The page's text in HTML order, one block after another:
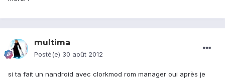
multima
Posté(e) 30 août 2012
si ta fait un nandroid avec clorkmod rom manager oui après je